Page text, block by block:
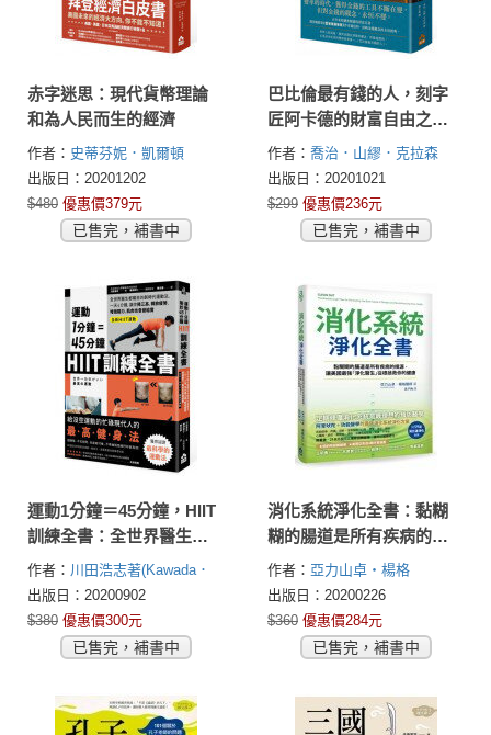
赤字迷思：現代貨幣理論
和為人民而生的經濟
作者： 史蒂芬妮．凱爾頓
(Stephanie Kelton)
出版日：20201202
$480 優惠價379元
已售完，補書中
巴比倫最有錢的人，刻字
匠阿卡德的財富自由之
路：傳承百年，獲得財富
與幸福的五大黃金法則
作者： 喬治．山繆．克拉森
(George Samuel Clason)
出版日：20201021
$299 優惠價236元
已售完，補書中
運動1分鐘＝45分鐘，HIIT
訓練全書：全世界醫生都
矚目的劃時代運動法，一
天4分鐘，就能改善糖尿
病、高血壓、釋放疲勞、
增強腦力
作者： 川田浩志著(Kawada．
Hiroshi) 福池和仁(Fukuike．
Kazuhito)
出版日：20200902
$380 優惠價300元
已售完，補書中
消化系統淨化全書：黏糊
糊的腸道是所有疾病的根
源，讓美國最強「淨化醫
生」，從根拯救你的健康
作者： 亞力山卓‧楊格
(Alejandro Junger)
出版日：20200226
$360 優惠價284元
已售完，補書中